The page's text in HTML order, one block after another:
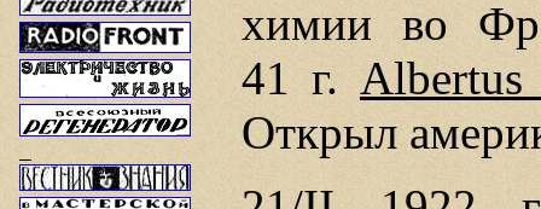
химии во
41 г. Albertus
Открыл